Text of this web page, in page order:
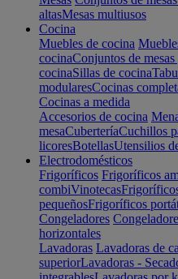
altasMesas multiusos
Cocina
Muebles de cocina
cocinaConjuntos de
cocinaSillas de cocina
modularesCocinas
Cocinas a medida
Accesorios de cocina
mesaCuberteríaCuchillos
licoresBotellasUtensilios
Electrodomésticos
Frigoríficos Frigoríficos
combiVinotecas
pequeñosFrigoríficos
Congeladores
horizontales
Lavadoras Lavadoras de
superiorLavadoras -